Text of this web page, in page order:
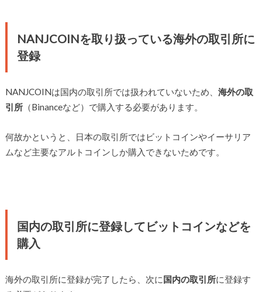
NANJCOINを取り扱っている海外の取引所に
登録
NANJCOINは国内の取引所では扱われていないため、 海外の取
引所（Binanceなど）で購入する必要があります。
何故かというと、日本の取引所ではビットコインやイーサリア
ムなど主要なアルトコインしか購入できないためです。
国内の取引所に登録してビットコインなどを
購入
海外の取引所に登録が完了したら、次に国内の取引所に登録す